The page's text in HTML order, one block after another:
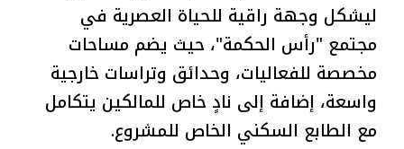
ليشكل وجهة راقية للحياة العصرية في
مجتمع "رأس الحكمة"، حيث يضم مساحات
مخصصة للفعاليات، وحدائق وتراسات خارجية
واسعة، إضافة إلى نادٍ خاص للمالكين يتكامل
مع الطابع السكني الخاص للمشروع.